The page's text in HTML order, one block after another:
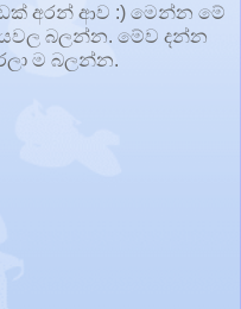
අරන් ආව :) මෙන්න මේ
යවල බලන්න. මේව දන්න
ම බලන්න.